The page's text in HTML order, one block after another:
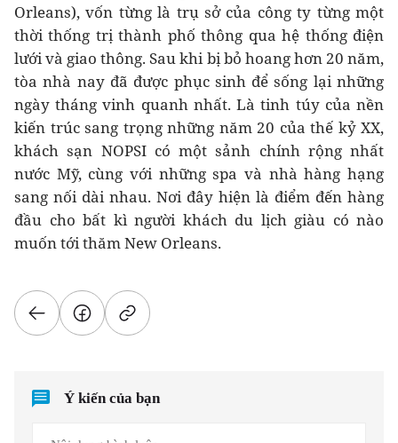
Orleans), vốn từng là trụ sở của công ty từng một
thời thống trị thành phố thông qua hệ thống điện
lưới và giao thông. Sau khi bị bỏ hoang hơn 20 năm,
tòa nhà nay đã được phục sinh để sống lại những
ngày tháng vinh quanh nhất. Là tinh túy của nền
kiến trúc sang trọng những năm 20 của thế kỷ XX,
khách sạn NOPSI có một sảnh chính rộng nhất
nước Mỹ, cùng với những spa và nhà hàng hạng
sang nối dài nhau. Nơi đây hiện là điểm đến hàng
đầu cho bất kì người khách du lịch giàu có nào
muốn tới thăm New Orleans.
Ý kiến của bạn